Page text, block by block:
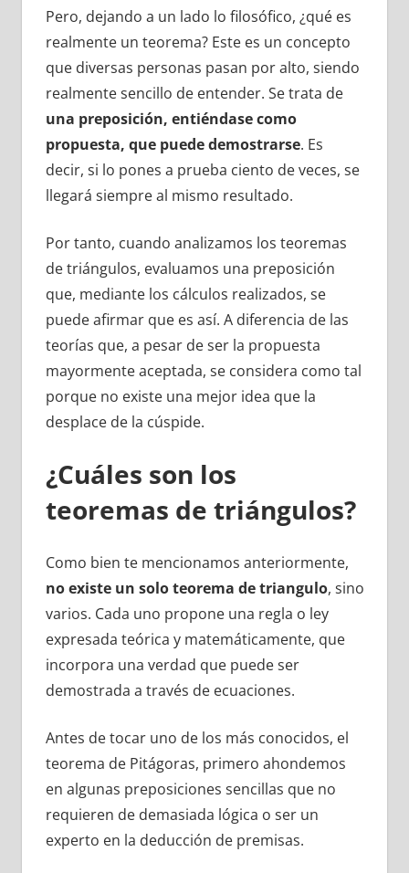
Pero, dejando a un lado lo filosófico, ¿qué es
realmente un teorema? Este es un concepto
que diversas personas pasan por alto, siendo
realmente sencillo de entender. Se trata de
una preposición, entiéndase como
propuesta, que puede demostrarse. Es
decir, si lo pones a prueba ciento de veces, se
llegará siempre al mismo resultado.
Por tanto, cuando analizamos los teoremas
de triángulos, evaluamos una preposición
que, mediante los cálculos realizados, se
puede afirmar que es así. A diferencia de las
teorías que, a pesar de ser la propuesta
mayormente aceptada, se considera como tal
porque no existe una mejor idea que la
desplace de la cúspide.
¿Cuáles son los
teoremas de triángulos?
Como bien te mencionamos anteriormente,
no existe un solo teorema de triangulo, sino
varios. Cada uno propone una regla o ley
expresada teórica y matemáticamente, que
incorpora una verdad que puede ser
demostrada a través de ecuaciones.
Antes de tocar uno de los más conocidos, el
teorema de Pitágoras, primero ahondemos
en algunas preposiciones sencillas que no
requieren de demasiada lógica o ser un
experto en la deducción de premisas.